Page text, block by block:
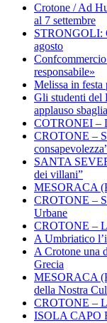
Crotone / Ad
al 7 settembre
STRONGOLI:
agosto
responsabile»
Melissa in festa
Gli studenti del
applauso
COTRONEI –
CROTONE –
SANTA
dei villani”
MESORACA
CROTONE –
Urbane
CROTONE –
A Umbriatico
A Crotone una
Grecia
MESORACA
della Nostra
CROTONE –
ISOLA CAPO